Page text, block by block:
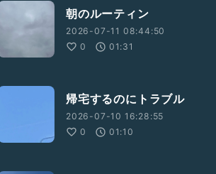
朝のルーティン
2026-07-11 08:44:50
0
01:31
帰宅するのにトラブル
2026-07-10 16:28:55
0
01:10